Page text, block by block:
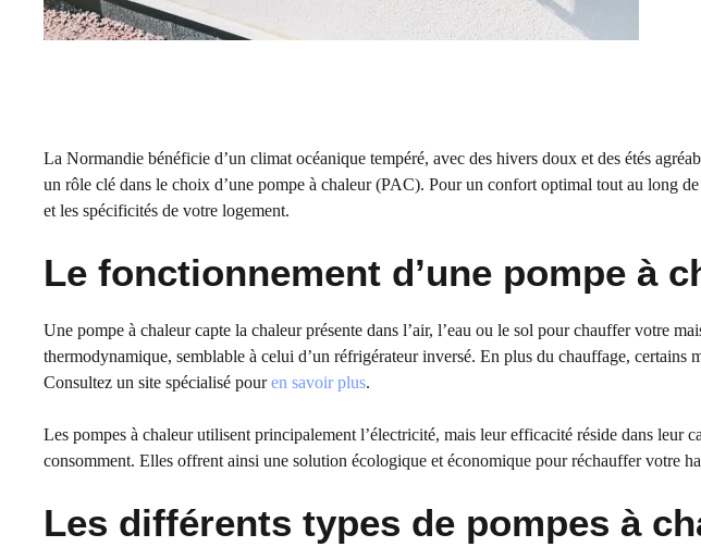
La Normandie bénéficie d’un climat océanique tempéré, avec des hivers doux et des étés
un rôle clé dans le choix d’une pompe à chaleur (PAC). Pour un confort optimal tout au long
et les spécificités de votre logement.
Le fonctionnement d’une pompe à
Une pompe à chaleur capte la chaleur présente dans l’air, l’eau ou le sol pour chauffer votre
thermodynamique, semblable à celui d’un réfrigérateur inversé. En plus du chauffage, certains
Consultez un site spécialisé pouren savoir plus.
Les pompes à chaleur utilisent principalement l’électricité, mais leur efficacité réside dans leur
consomment. Elles offrent ainsi une solution écologique et économique pour réchauffer votre
Les différents types de pompes à